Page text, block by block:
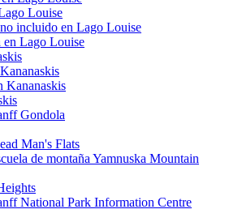
Louise
incluido en Lago Louise
en Lago Louise
Kananaskis
Gondola
Man's Flats
de montaña Yamnuska Mountain
National Park Information Centre